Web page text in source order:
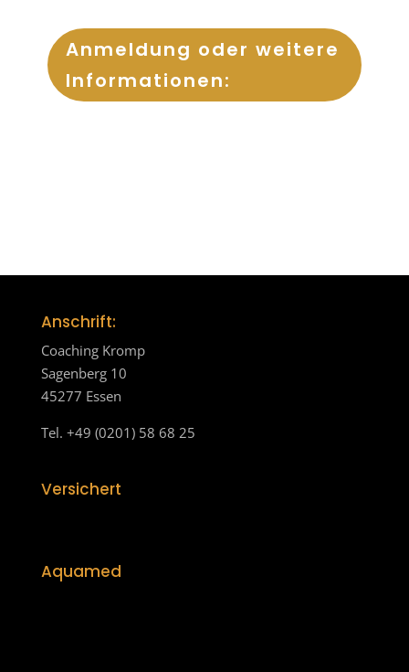
Anmeldung oder weitere
Informationen:
Anschrift:
Coaching Kromp
Sagenberg 10
45277 Essen
Tel. +49 (0201) 58 68 25
Versichert
Aquamed